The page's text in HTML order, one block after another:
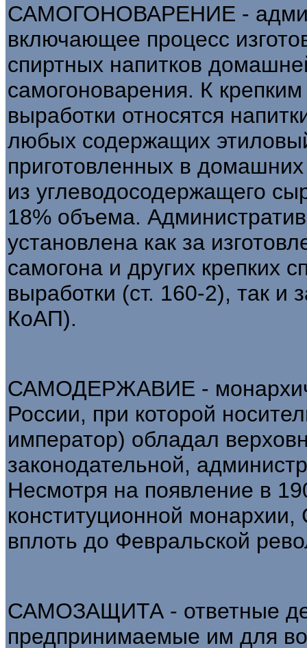
САМОГОНОВАРЕНИЕ -
включающее процесс
спиртных напитков
самогоноварения. К
выработки относятся
любых содержащих
приготовленных в
из углеводосодержащего
18% объема.
установлена как за
самогона и других крепких
выработки (ст. 160-2), так и
КоАП).
САМОДЕРЖАВИЕ -
России, при которой
император) обладал
законодательной,
Несмотря на появление в
конституционной
вплоть до Февральской
САМОЗАЩИТА - ответные
предпринимаемые им для